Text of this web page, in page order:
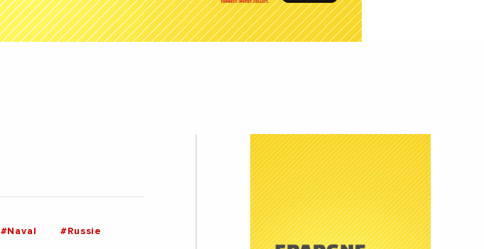
#Naval #Russie